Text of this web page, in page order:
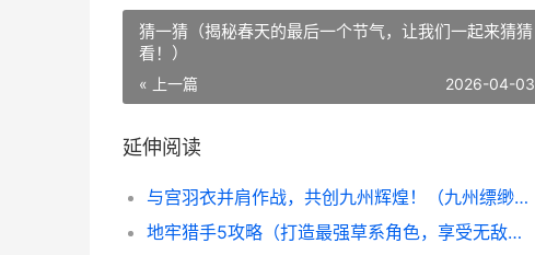
猜一猜（揭秘春天的最后一个节气，让我们一起来猜猜
看！）
« 上一篇 2026-04-03
延伸阅读
与宫羽衣并肩作战，共创九州辉煌！（九州缥缈录中的美女军师，带领我们踏上征程！）
地牢猎手5攻略（打造最强草系角色，享受无敌体验）